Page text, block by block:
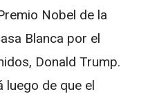
Nobel de la
Blanca por el
Donald Trump.
luego de que el